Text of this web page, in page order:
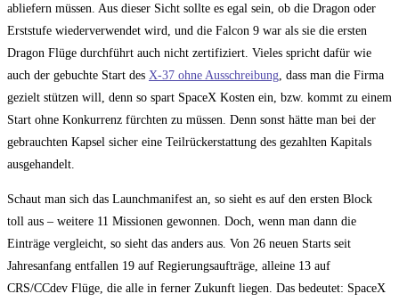
abliefern müssen. Aus dieser Sicht sollte es egal sein, ob die Dragon oder
Erststufe wiederverwendet wird, und die Falcon 9 war als sie die ersten
Dragon Flüge durchführt auch nicht zertifiziert. Vieles spricht dafür wie
auch der gebuchte Start des X-37 ohne Ausschreibung , dass man die Firma
gezielt stützen will, denn so spart SpaceX Kosten ein, bzw. kommt zu einem
Start ohne Konkurrenz fürchten zu müssen. Denn sonst hätte man bei der
gebrauchten Kapsel sicher eine Teilrückerstattung des gezahlten Kapitals
ausgehandelt.
Schaut man sich das Launchmanifest an, so sieht es auf den ersten Block
toll aus – weitere 11 Missionen gewonnen. Doch, wenn man dann die
Einträge vergleicht, so sieht das anders aus. Von 26 neuen Starts seit
Jahresanfang entfallen 19 auf Regierungsaufträge, alleine 13 auf
CRS/CCdev Flüge, die alle in ferner Zukunft liegen. Das bedeutet: SpaceX